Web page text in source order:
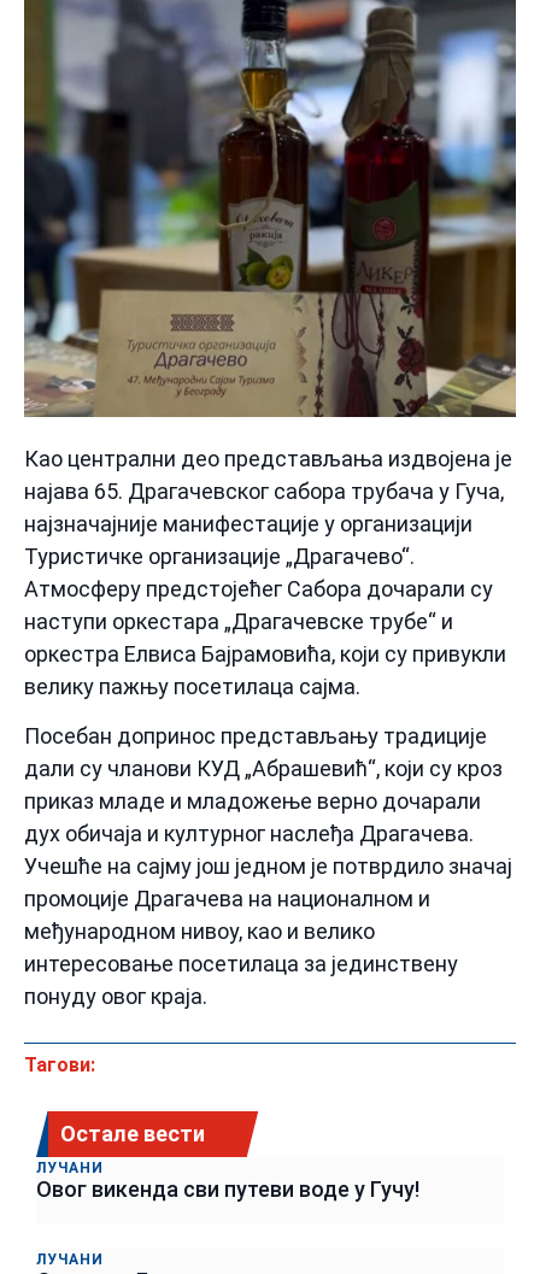
Као централни део представљања издвојена је
најава 65. Драгачевског сабора трубача у Гуча,
најзначајније манифестације у организацији
Туристичке организације „Драгачево“.
Атмосферу предстојећег Сабора дочарали су
наступи оркестара „Драгачевске трубе“ и
оркестра Елвиса Бајрамовића, који су привукли
велику пажњу посетилаца сајма.
Посебан допринос представљању традиције
дали су чланови КУД „Абрашевић“, који су кроз
приказ младе и младожење верно дочарали
дух обичаја и културног наслеђа Драгачева.
Учешће на сајму још једном је потврдило значај
промоције Драгачева на националном и
међународном нивоу, као и велико
интересовање посетилаца за јединствену
понуду овог краја.
Тагови:
Остале вести
ЛУЧАНИ
Овог викенда сви путеви воде у Гучу!
ЛУЧАНИ